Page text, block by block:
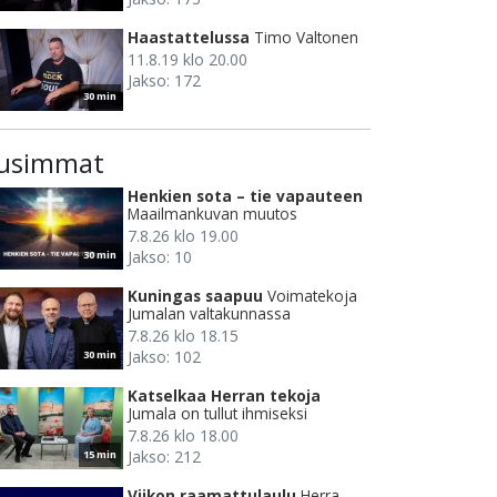
30 min
Haastattelussa Timo Valtonen
11.8.19 klo 20.00
Jakso: 172
30 min
Henkien sota – tie vapauteen
Maailmankuvan muutos
7.8.26 klo 19.00
Jakso: 10
30 min
Kuningas saapuu Voimatekoja
Jumalan valtakunnassa
7.8.26 klo 18.15
Jakso: 102
15 min
Katselkaa Herran tekoja
Jumala on tullut ihmiseksi
7.8.26 klo 18.00
Jakso: 212